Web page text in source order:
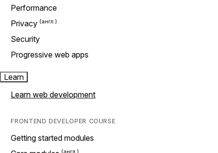
Performance
Privacy
Security
Progressive web apps
Learn
Learn web development
FRONTEND DEVELOPER COURSE
Getting started modules